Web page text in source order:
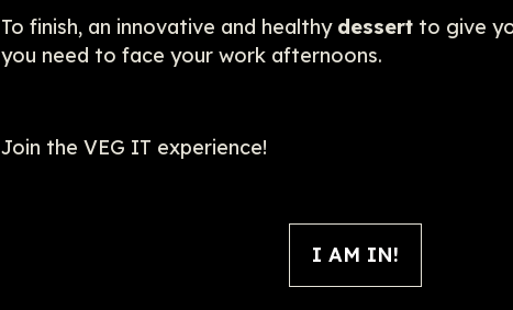
To finish, an innovative and healthy dessertto give
you need to face your work afternoons.
Join the VEG IT experience!
I AM IN!